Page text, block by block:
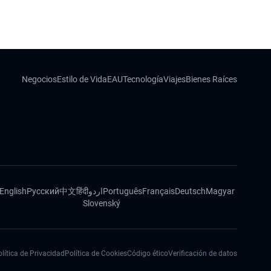
NegociosEstilo de VidaEAUTecnologíaViajesBienes Raíces
Русский中文हिंदीاردوPortuguêsFrançaisDeutschMagyar
Slovenský
de Privacidad Política de CookiesCódigo éticoVerificación de datos